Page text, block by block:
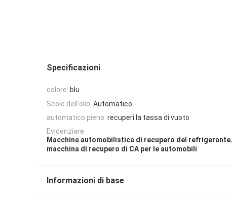
Specificazioni
colore: blu
Scolo dell'olio: Automatico
automatico pieno: recuperi la tassa di vuoto
Evidenziare:
Macchina automobilistica di recupero del refrigerante,
macchina di recupero di CA per le automobili
Informazioni di base